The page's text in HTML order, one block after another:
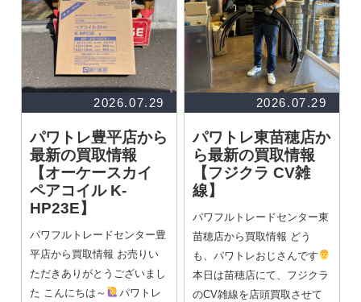
2026.07.29
パワトレ豊平店から
最新の買取情報
【オーケースカイ
ペアコイル K-
HP23E】
パワフルトレードセンター豊
平店から買取情報 お売りい
ただきありがとうございまし
た こんにちは～
パワトレ
2026.07.29
パワトレ東苗穂店か
ら最新の買取情報
【フジクラ CV雑
線】
パワフルトレードセンター東
苗穂店から買取情報 どう
も、パワトレおじさんです
本日は苗穂店にて、フジクラ
のCV雑線を店頭買取させて